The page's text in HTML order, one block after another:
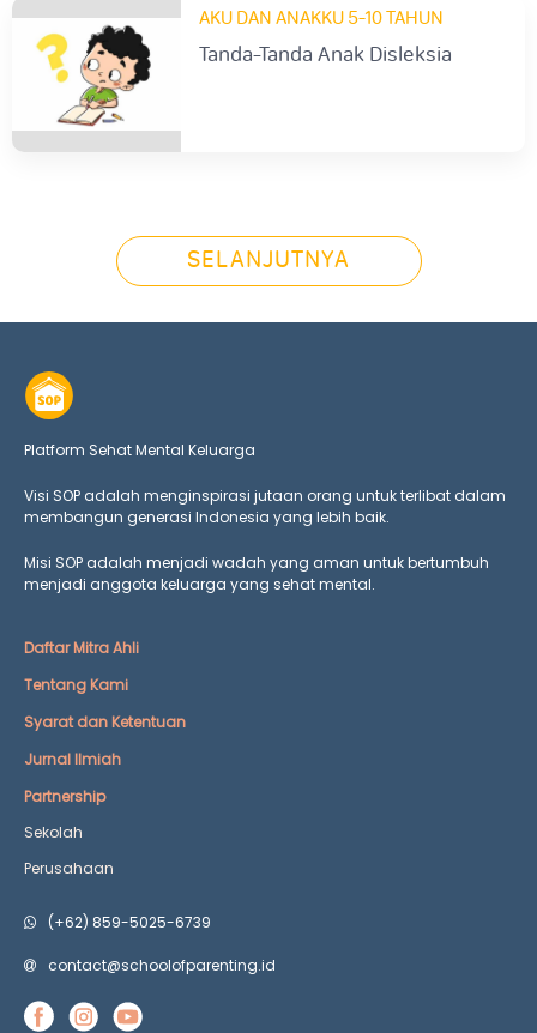
AKU DAN ANAKKU 5-10 TAHUN
Tanda-Tanda Anak Disleksia
SELANJUTNYA
Platform Sehat Mental Keluarga
Visi SOP adalah menginspirasi jutaan orang untuk terlibat dalam
membangun generasi Indonesia yang lebih baik.
Misi SOP adalah menjadi wadah yang aman untuk bertumbuh
menjadi anggota keluarga yang sehat mental.
Daftar Mitra Ahli
Tentang Kami
Syarat dan Ketentuan
Jurnal Ilmiah
Partnership
Sekolah
Perusahaan
(+62) 859-5025-6739
contact@schoolofparenting.id